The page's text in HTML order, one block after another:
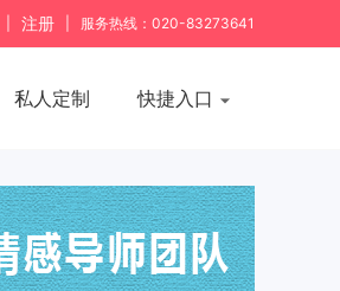
注册 服务热线：020-83273641
私人定制 快捷入口